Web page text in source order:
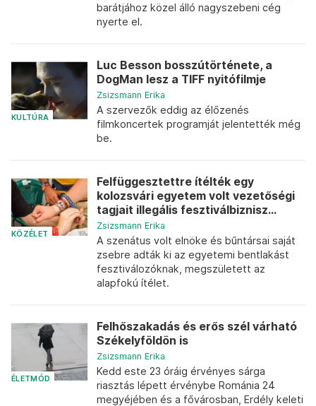
barátjához közel álló nagyszebeni cég
nyerte el.
KULTÚRA
Luc Besson bosszútörténete, a
DogMan lesz a TIFF nyitófilmje
Zsizsmann Erika
A szervezők eddig az élőzenés
filmkoncertek programját jelentették még
be.
KÖZÉLET
Felfüggesztettre ítélték egy
kolozsvári egyetem volt vezetőségi
tagjait illegális fesztiválbiznisz...
Zsizsmann Erika
A szenátus volt elnöke és bűntársai saját
zsebre adták ki az egyetemi bentlakást
fesztiválozóknak, megszületett az
alapfokú ítélet.
ÉLETMÓD
Felhőszakadás és erős szél várható
Székelyföldön is
Zsizsmann Erika
Kedd este 23 óráig érvényes sárga
riasztás lépett érvénybe Románia 24
megyéjében és a fővárosban, Erdély keleti